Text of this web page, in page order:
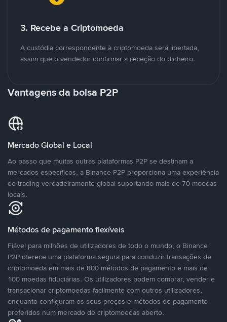
3. Recebe a Criptomoeda
A custódia correspondente à criptomoeda será libertada,
assim que o vendedor confirmar a receção do dinheiro.
Vantagens da bolsa P2P
Mercado Global e Local
Ao passo que muitas outras plataformas P2P se destinam a
mercados específicos, a Binance P2P proporciona uma experiência
de trading verdadeiramente global suportando mais de 70 moedas
locais.
Métodos de pagamento flexíveis
Fiável para milhões de utilizadores de todo o mundo, o Binance
P2P oferece uma plataforma segura para conduzir transações de
criptomoeda em mais de 800 métodos de pagamento e mais de
100 moedas fiduciárias. Os utilizadores podem comprar, vender e
transacionar criptomoedas facilmente com outros utilizadores,
enquanto configuram os seus preços e métodos de pagamento
preferidos num mercado de criptomoedas aberto.